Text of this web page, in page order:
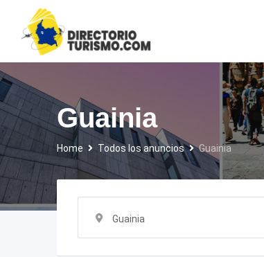
content
Guainia
Home Todos los anuncios Guainia
Guainia